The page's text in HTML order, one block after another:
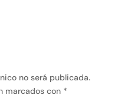
no será publicada.
marcados con *